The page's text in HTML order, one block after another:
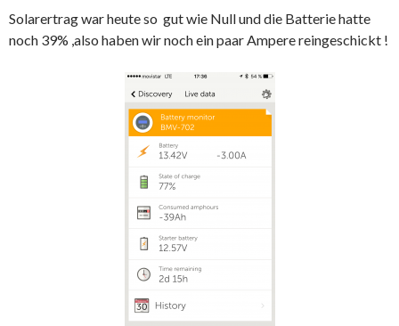
Solarertrag war heute so gut wie Null und die Batterie hatte
noch 39% ,also haben wir noch ein paar Ampere reingeschickt !